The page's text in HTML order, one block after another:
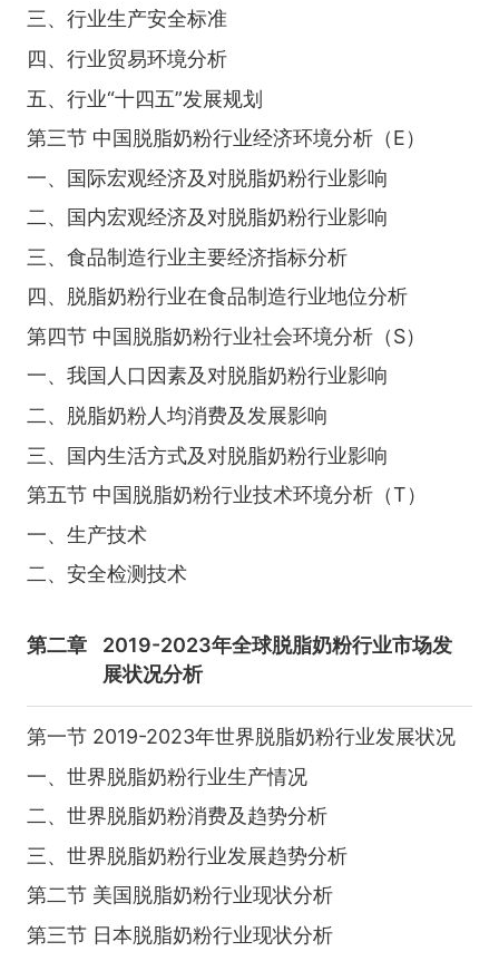
三、行业生产安全标准
四、行业贸易环境分析
五、行业“十四五”发展规划
第三节 中国脱脂奶粉行业经济环境分析（E）
一、国际宏观经济及对脱脂奶粉行业影响
二、国内宏观经济及对脱脂奶粉行业影响
三、食品制造行业主要经济指标分析
四、脱脂奶粉行业在食品制造行业地位分析
第四节 中国脱脂奶粉行业社会环境分析（S）
一、我国人口因素及对脱脂奶粉行业影响
二、脱脂奶粉人均消费及发展影响
三、国内生活方式及对脱脂奶粉行业影响
第五节 中国脱脂奶粉行业技术环境分析（T）
一、生产技术
二、安全检测技术
第二章
2019-2023年全球脱脂奶粉行业市场发
展状况分析
第一节 2019-2023年世界脱脂奶粉行业发展状况
一、世界脱脂奶粉行业生产情况
二、世界脱脂奶粉消费及趋势分析
三、世界脱脂奶粉行业发展趋势分析
第二节 美国脱脂奶粉行业现状分析
第三节 日本脱脂奶粉行业现状分析